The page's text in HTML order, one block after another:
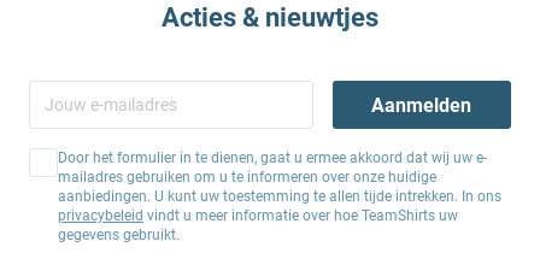
Acties & nieuwtjes
Aanmelden
Door het formulier in te dienen, gaat u ermee akkoord dat wij uw e-
mailadres gebruiken om u te informeren over onze huidige
aanbiedingen. U kunt uw toestemming te allen tijde intrekken. In ons
privacybeleid vindt u meer informatie over hoe TeamShirts uw
gegevens gebruikt.